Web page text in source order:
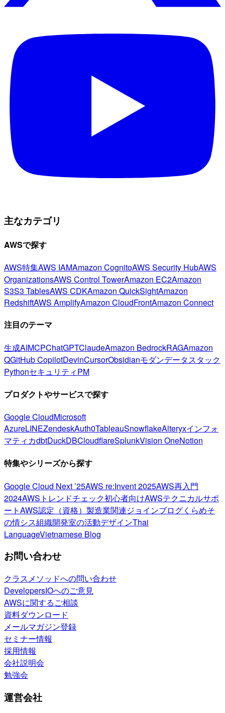
主なカテゴリ
AWSで探す
AWS特集AWS IAMAmazon CognitoAWS Security HubAWS
OrganizationsAWS Control TowerAmazon EC2Amazon
S3S3 TablesAWS CDKAmazon QuickSightAmazon
RedshiftAWS AmplifyAmazon CloudFrontAmazon Connect
注目のテーマ
生成AIMCPChatGPTClaudeAmazon BedrockRAGAmazon
QGitHub CopilotDevinCursorObsidianモダンデータスタック
PythonセキュリティPM
プロダクトやサービスで探す
Google CloudMicrosoft
AzureLINEZendeskAuth0TableauSnowflakeAlteryxインフォ
マティカdbtDuckDBCloudflareSplunkVision OneNotion
特集やシリーズから探す
Google Cloud Next ’25AWS re:Invent 2025AWS再入門
2024AWSトレンドチェック初心者向けAWSテクニカルサポ
ートAWS認定（資格） 製造業関連ジョインブログくらめそ
の情シス組織開発室の活動デザインThai
LanguageVietnamese Blog
お問い合わせ
クラスメソッドへの問い合わせ
DevelopersIOへのご意見
AWSに関するご相談
資料ダウンロード
メールマガジン登録
セミナー情報
採用情報
会社説明会
勉強会
運営会社